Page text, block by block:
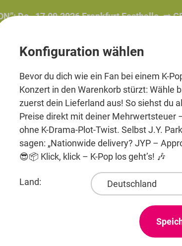
17.09.2026 Frankfurt Festhalle. ➡️ GET
Beauty Pre-Order Printmedien
Entertainment
Konfiguration wählen
Bevor du dich wie ein Fan bei einem K-
Konzert in den Warenkorb stürzt: Wähle
zuerst dein Lieferland aus! So siehst du
Preise direkt mit deiner Mehrwertsteuer
ohne K-Drama-Plot-Twist. Selbst J.Y.
sagen: „Nationwide delivery? JYP –
😎📦 Klick, klick – K-Pop los geht’s! 🎶
Land: